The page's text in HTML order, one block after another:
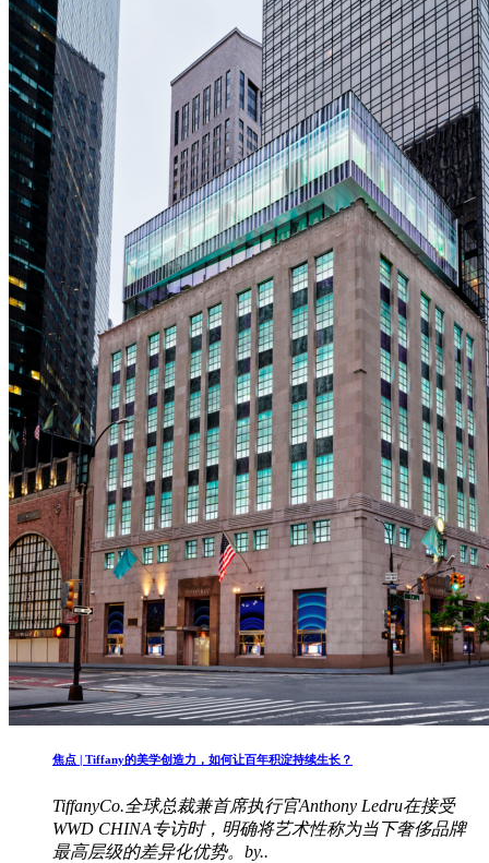
焦点 | Tiffany的美学创造力，如何让百年积淀持续生长？
TiffanyCo.全球总裁兼首席执行官Anthony Ledru在接受
WWD CHINA专访时，明确将艺术性称为当下奢侈品牌
最高层级的差异化优势。by..